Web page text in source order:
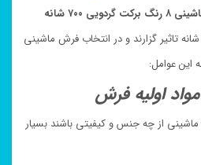
فرش ماشینی ۸ رنگ برکت گردویی ۷۰۰ شانه
و طبع کیفیت فرش ۷۰۰ شانه تاثیر گزارند و در انتخاب فرش ماشینی
این عوامل:
اولیه فرش
ماشینی از چه جنس و کیفیتی باشند بسیار